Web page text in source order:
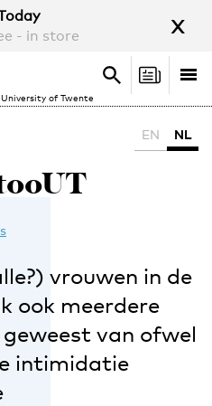
- in store
x
of Twente
Search
Search
EN NL
vrouwen in de
ook meerdere
van ofwel
intimidatie